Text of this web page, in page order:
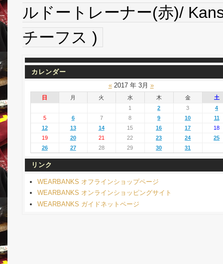
ルドートレーナー(赤)/
チーフス )
カレンダー
«2017 年 3月 »
日 月 火 水 木 金
土
1
2 3
4
5
6 7 8 9 10
11
12
13 14 15 16 17
18
19
20 21 22 23 24
25
26
27 28 29 30 31
リンク
WEARBANKS オフラインショップページ
WEARBANKS オンラインショッピングサイト
WEARBANKS ガイドネットページ